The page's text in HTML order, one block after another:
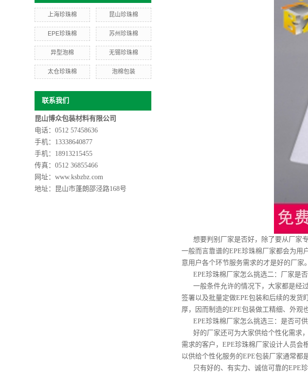
上海珍珠棉 昆山珍珠棉
EPE珍珠棉 苏州珍珠棉
异型泡棉 无锡珍珠棉
太仓珍珠棉 泡棉包装
联系我们
昆山博众包装材料有限公司
电话：0512 57458636
手机：13338640877
手机： 18913215455
传真：0512 36855466
网址：www.ksbzbz.com
地址：
昆山市蓬朗邵泾路168号
想要判别厂家是否好，除了要从厂家
一般而言靠谱的EPE珍珠棉厂家都会为用
意用户各个环节服务需求的才是好的厂家。
EPE珍珠棉厂家怎么挑选二：厂家是
一般条件允许的情况下，大家都是经
签署以及批量定做EPE包装和后续的发货
厚，因而制造的EPE包装做工精细、外观
EPE珍珠棉厂家怎么挑选三：是否可
好的厂家还可为大家供给个性化需求
需求的客户，EPE珍珠棉厂家设计人员会
以供给个性化服务的EPE包装厂家通常都
只有好的、有实力、诚信可靠的EPE